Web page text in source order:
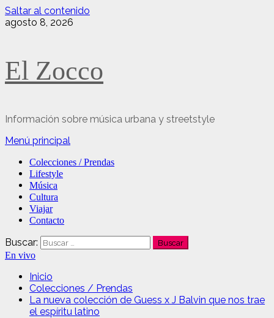
Saltar al contenido
agosto 8, 2026
El Zocco
Información sobre música urbana y streetstyle
Menú principal
Colecciones / Prendas
Lifestyle
Música
Cultura
Viajar
Contacto
Buscar:
En vivo
Inicio
Colecciones / Prendas
La nueva colección de Guess x J Balvin que nos trae
el espíritu latino